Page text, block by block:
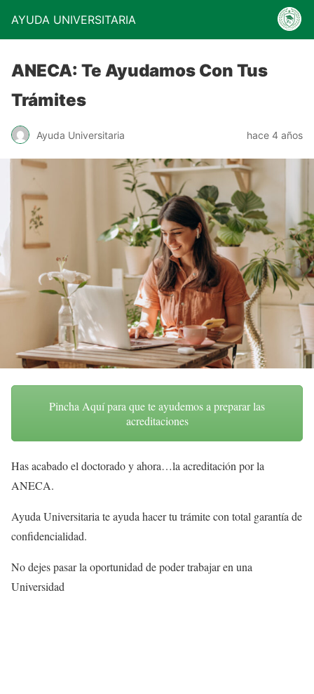
AYUDA UNIVERSITARIA
ANECA: Te Ayudamos Con Tus
Trámites
Ayuda Universitaria hace 4 años
Pincha Aquí para que te ayudemos a preparar las
acreditaciones
Has acabado el doctorado y ahora…la acreditación por la
ANECA.
Ayuda Universitaria te ayuda hacer tu trámite con total garantía de
confidencialidad.
No dejes pasar la oportunidad de poder trabajar en una
Universidad